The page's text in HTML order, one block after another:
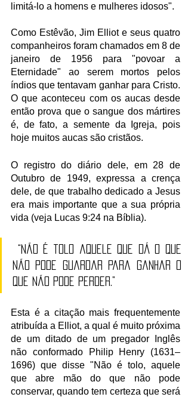
limitá-lo a homens e mulheres idosos".
Como Estêvão, Jim Elliot e seus quatro
companheiros foram chamados em 8 de
janeiro de 1956 para "povoar a
Eternidade" ao serem mortos pelos
índios que tentavam ganhar para Cristo.
O que aconteceu com os aucas desde
então prova que o sangue dos mártires
é, de fato, a semente da Igreja, pois
hoje muitos aucas são cristãos.
O registro do diário dele, em 28 de
Outubro de 1949, expressa a crença
dele, de que trabalho dedicado a Jesus
era mais importante que a sua própria
vida (veja Lucas 9:24 na Bíblia).
“Não é tolo aquele que dá o que
não pode guardar para ganhar o
que não pode perder.”
Esta é a citação mais frequentemente
atribuída a Elliot, a qual é muito próxima
de um ditado de um pregador Inglês
não conformado Philip Henry (1631–
1696) que disse "Não é tolo, aquele
que abre mão do que não pode
conservar, quando tem certeza que será